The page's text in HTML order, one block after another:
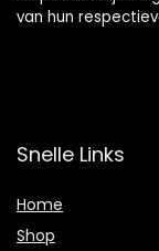
van hun
Snelle Links
Home
Shop